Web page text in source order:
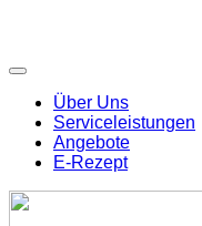
Über Uns
Serviceleistungen
Angebote
E-Rezept